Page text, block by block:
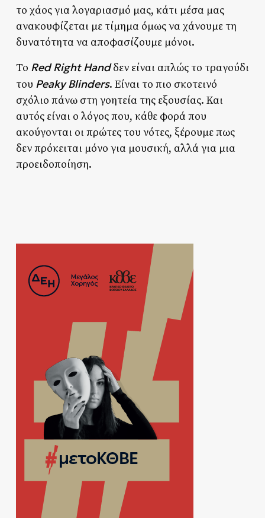
το χάος για λογαριασμό μας, κάτι μέσα μας
ανακουφίζεται με τίμημα όμως να χάνουμε τη
δυνατότητα να αποφασίζουμε μόνοι.
Το Red Right Handδεν είναι απλώς το τραγούδι
του Peaky Blinders. Είναι το πιο σκοτεινό
σχόλιο πάνω στη γοητεία της εξουσίας. Και
αυτός είναι ο λόγος που, κάθε φορά που
ακούγονται οι πρώτες του νότες, ξέρουμε πως
δεν πρόκειται μόνο για μουσική, αλλά για μια
προειδοποίηση.